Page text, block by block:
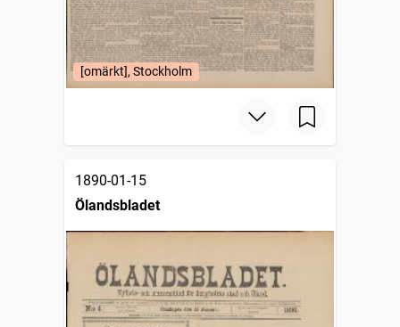
[omärkt], Stockholm
1890-01-15
Ölandsbladet